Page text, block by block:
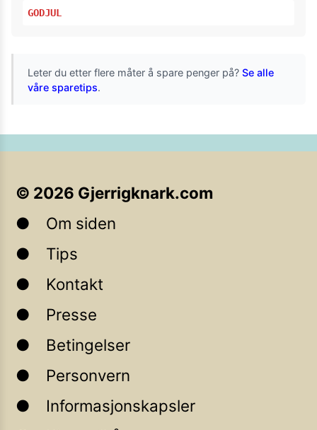
GODJUL
Leter du etter flere måter å spare penger på? Se alle
våre sparetips.
© 2026 Gjerrigknark.com
Om siden
Tips
Kontakt
Presse
Betingelser
Personvern
Informasjonskapsler